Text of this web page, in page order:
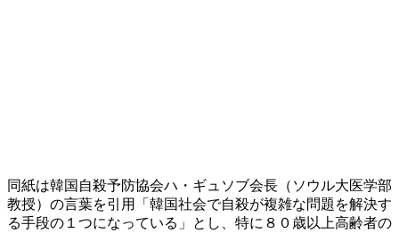
同紙は韓国自殺予防協会ハ・ギュソブ会長（ソウル大医学部
教授）の言葉を引用「韓国社会で自殺が複雑な問題を解決す
る手段の１つになっている」とし、特に８０歳以上高齢者の